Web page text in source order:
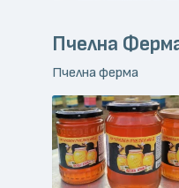
Пчелна
Пчелна ферма